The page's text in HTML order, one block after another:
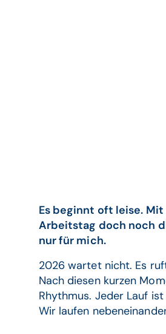
Es beginnt oft leise.
Arbeitstag doch noch
nur für mich.
2026 wartet nicht. Es
Nach diesen kurzen
Rhythmus. Jeder Lauf
Wir laufen